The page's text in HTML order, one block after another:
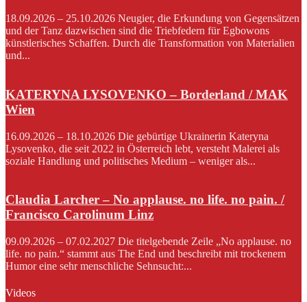
18.09.2026 – 25.10.2026 Neugier, die Erkundung von Gegensätzen
und der Tanz dazwischen sind die Triebfedern für Egbowons
künstlerisches Schaffen. Durch die Transformation von Materialien
und...
KATERYNA LYSOVENKO – Borderland / MAK
Wien
16.09.2026 – 18.10.2026 Die gebürtige Ukrainerin Kateryna
Lysovenko, die seit 2022 in Österreich lebt, versteht Malerei als
soziale Handlung und politisches Medium – weniger als...
Claudia Larcher – No applause. no life. no pain. /
Francisco Carolinum Linz
09.09.2026 – 07.02.2027 Die titelgebende Zeile „No applause. no
life. no pain.“ stammt aus The End und beschreibt mit trockenem
Humor eine sehr menschliche Sehnsucht:...
Videos